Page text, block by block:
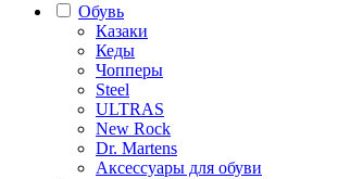
Обувь
Казаки
Кеды
Чопперы
Steel
ULTRAS
New Rock
Dr. Martens
Аксессуары для обуви